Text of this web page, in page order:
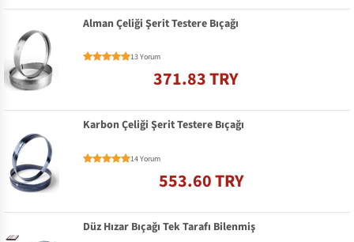
Alman Çeliği Şerit Testere Bıçağı
13 Yorum
371.83 TRY
Karbon Çeliği Şerit Testere Bıçağı
14 Yorum
553.60 TRY
Düz Hızar Bıçağı Tek Tarafı Bilenmiş